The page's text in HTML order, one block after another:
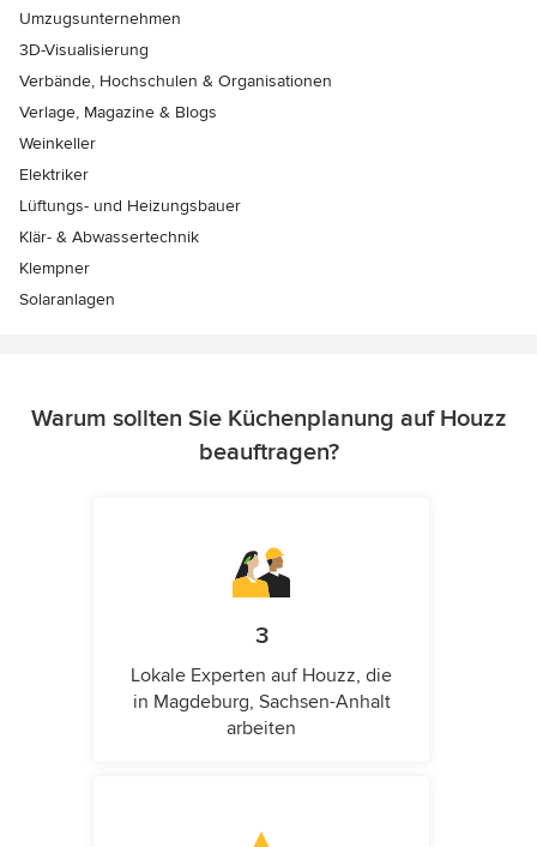
Umzugsunternehmen
3D-Visualisierung
Verbände, Hochschulen & Organisationen
Verlage, Magazine & Blogs
Weinkeller
Elektriker
Lüftungs- und Heizungsbauer
Klär- & Abwassertechnik
Klempner
Solaranlagen
Warum sollten Sie Küchenplanung auf Houzz
beauftragen?
3
Lokale Experten auf Houzz, die
in Magdeburg, Sachsen-Anhalt
arbeiten